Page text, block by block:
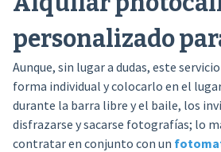
personalizado
Aunque, sin lugar a dudas, este
forma individual y colocarlo en el
durante la barra libre y el baile, los
disfrazarse y sacarse fotografías; lo
contratar en conjunto con un